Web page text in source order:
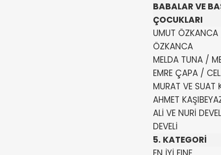
BABALAR VE
ÇOCUKLARI
UMUT
ÖZKANCA
MELDA TUNA /
EMRE ÇAPA /
MURAT VE SUAT
AHMET
ALİ VE NURİ
DEVELİ
5. KATEGORİ